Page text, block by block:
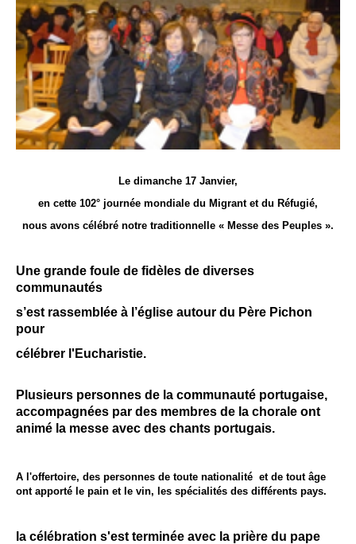
Le dimanche 17 Janvier,
en cette 102° journée mondiale du Migrant et du Réfugié,
nous avons célébré notre traditionnelle « Messe des Peuples ».
Une grande foule de fidèles de diverses
communautés
s’est rassemblée à l’église autour du Père Pichon
pour
célébrer l'Eucharistie.
Plusieurs personnes de la communauté portugaise,
accompagnées par des membres de la chorale ont
animé la messe avec des chants portugais.
A l'offertoire, des personnes de toute nationalité et de tout âge
ont apporté le pain et le vin, les spécialités des différents pays.
la célébration s'est terminée avec la prière du pape